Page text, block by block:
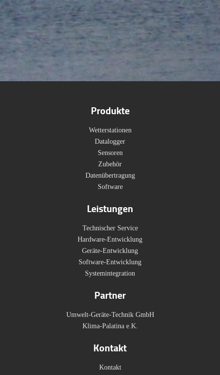
Produkte
Wetterstationen
Datalogger
Sensoren
Zubehör
Datenübertragung
Software
Leistungen
Technischer Service
Hardware-Entwicklung
Geräte-Entwicklung
Software-Entwicklung
Systemintegration
Partner
Umwelt-Geräte-Technik GmbH
Klima-Palatina e.K.
Kontakt
Kontakt